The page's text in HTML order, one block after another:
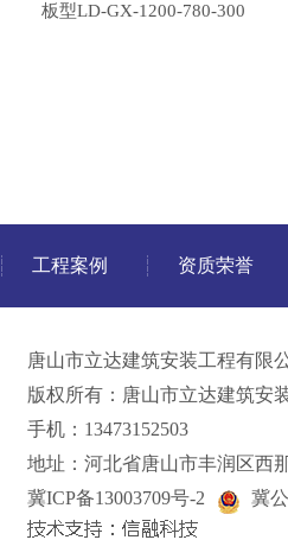
板型LD-GX-1200-780-300
工程案例 资质荣誉
唐山市立达建筑安装工程有限
版权所有：唐山市立达建筑安
手机：13473152503
地址：河北省唐山市丰润区西
冀ICP备13003709号-2
冀